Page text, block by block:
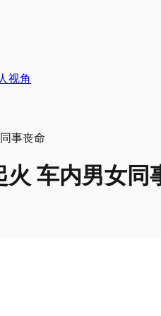
视角
车内男女同